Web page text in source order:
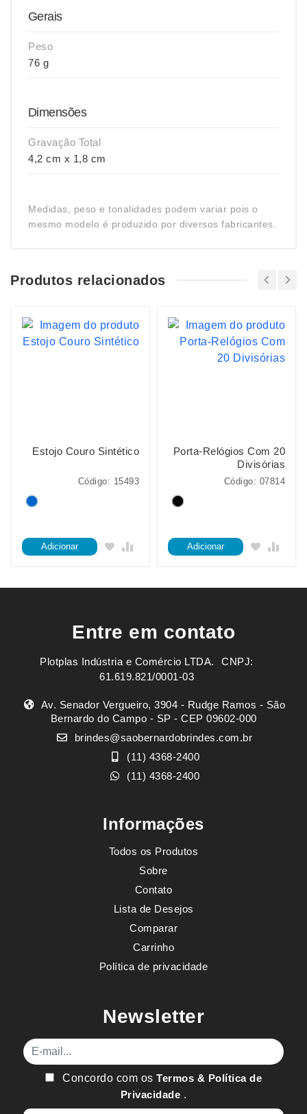
Gerais
Peso
76 g
Dimensões
Gravação Total
4,2 cm x 1,8 cm
Medidas, peso e tonalidades podem variar pois o
mesmo modelo é produzido por diversos fabricantes.
Produtos relacionados
Estojo Couro Sintético
Código: 15493
Adicionar
Porta-Relógios Com 20
Divisórias
Código: 07814
Adicionar
Entre em contato
Plotplas Indústria e Comércio LTDA. ㅤㅤㅤ CNPJ:
61.619.821/0001-03
Av. Senador Vergueiro, 3904 - Rudge Ramos - São
Bernardo do Campo - SP - CEP 09602-000
brindes@saobernardobrindes.com.br
(11) 4368-2400
(11) 4368-2400
Informações
Todos os Produtos
Sobre
Contato
Lista de Desejos
Comparar
Carrinho
Política de privacidade
Newsletter
E-mail
Concordo com osTermos & Política de
Privacidade .